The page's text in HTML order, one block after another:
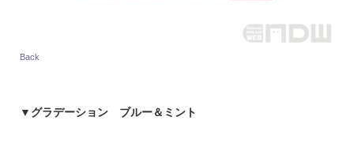
Back
▼ グラデーション ブルー＆ミント